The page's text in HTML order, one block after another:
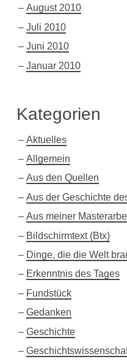
August 2010
Juli 2010
Juni 2010
Januar 2010
Kategorien
Aktuelles
Allgemein
Aus den Quellen
Aus der Geschichte
Aus meiner
Bildschirmtext (Btx)
Dinge, die die Welt
Erkenntnis des Tages
Fundstück
Gedanken
Geschichte